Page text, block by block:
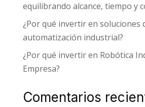
equilibrando alcance, tiempo y
¿Por qué invertir en soluciones
automatización industrial?
¿Por qué invertir en Robótica
Empresa?
Comentarios